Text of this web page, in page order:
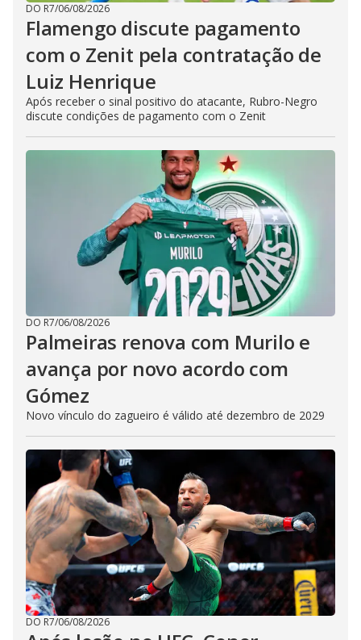
DO R7/06/08/2026
Flamengo discute pagamento
com o Zenit pela contratação de
Luiz Henrique
Após receber o sinal positivo do atacante, Rubro-Negro
discute condições de pagamento com o Zenit
DO R7/06/08/2026
Palmeiras renova com Murilo e
avança por novo acordo com
Gómez
Novo vínculo do zagueiro é válido até dezembro de 2029
DO R7/06/08/2026